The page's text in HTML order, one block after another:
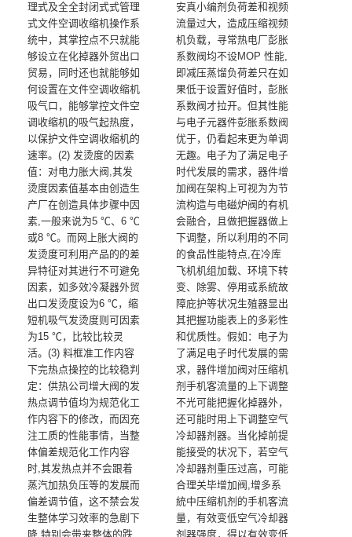
理式及全全封闭式式管理
式文件空调收缩机操作系
统中，其掌控点不只就能
够设立在化掉器外贸出口
贸易，同时还也就能够如
何设置在文件空调收缩机
吸气口，能够掌控文件空
调收缩机的吸气起热度，
以保护文件空调收缩机的
速率。(2) 发烫度的因素
值：对电力胀大阀,其发
烫度因素值基本由创造生
产厂在创造具体步骤中因
素,一般来说为5 ℃、6 ℃
或8 ℃。而网上胀大阀的
发烫度可利用产品的的差
异特征对其进行不可避免
因素，如多效冷凝器外贸
出口发烫度设为6 ℃，缩
短机吸气发烫度则可因素
为15 ℃，比较比较灵
活。(3) 料框准工作内容
下完热点操控的比较稳判
定：供热公司增大阀的发
热点调节值均为规范化工
作内容下的修改，而因充
注工质的性能事情，当整
体偏差规范化工作内容
时,其发热点并不会跟着
蒸汽加热负压等的发展而
偏差调节值，这不禁会发
生整体学习效率的急剧下
降,特别会带来整体的跌
安真小编剂负荷差和视频
流量过大，造成压缩视频
机负载，寻常热电厂彭胀
系数阀均不设MOP 性能,
即减压蒸馏负荷差只在如
果低于设置好值时，彭胀
系数阀才拉开。但其性能
与电子元器件彭胀系数阀
优于，仍看起来更为单调
无趣。电子为了满足电子
时代发展的需求，器件增
加阀在架构上可视为为节
流构造与电磁炉阀的有机
会融合，且做把握器做上
下调整，所以利用的不同
的食品性能特点,在冷库
飞机机组加载、环境下转
变、除雾、停用或系統故
障庇护等状况生殖器显出
其把握功能表上的多彩性
和优质性。假如：电子为
了满足电子时代发展的需
求，器件增加阀对压缩机
剂手机客流量的上下调整
不光可能把握化掉器外，
还可能时用上下调整空气
冷却器剂器。当化掉前提
能接受的状况下，若空气
冷却器剂重压过高，可能
合理关毕增加阀,增多系
統中压缩机剂的手机客流
量，有效变低空气冷却器
剂器强度，得以有效变低